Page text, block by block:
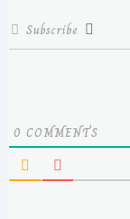
Subscribe
0 COMMENTS